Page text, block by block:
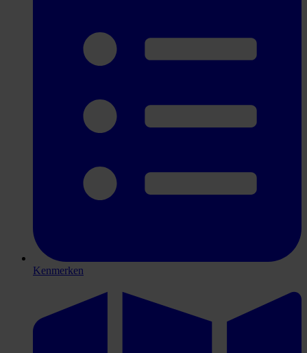
Kenmerken